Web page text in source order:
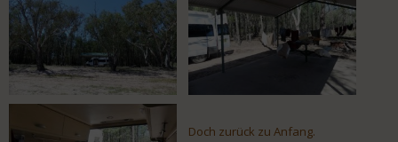
Doch zurück zu Anfang.